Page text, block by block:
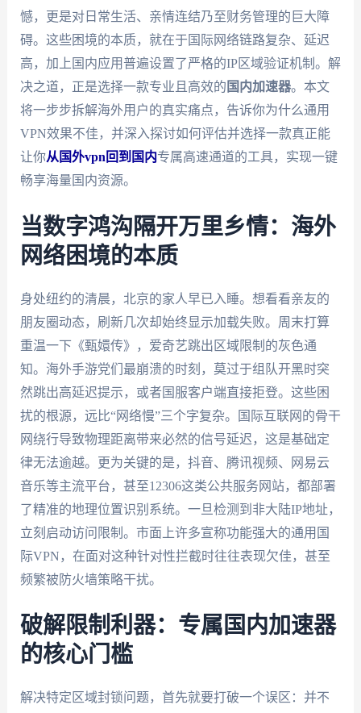
憾，更是对日常生活、亲情连结乃至财务管理的巨大障
碍。这些困境的本质，就在于国际网络链路复杂、延迟
高，加上国内应用普遍设置了严格的IP区域验证机制。解
决之道，正是选择一款专业且高效的 国内加速器。本文
将一步步拆解海外用户的真实痛点，告诉你为什么通用
VPN效果不佳，并深入探讨如何评估并选择一款真正能
让你从国外vpn回到国内专属高速通道的工具，实现一键
畅享海量国内资源。
当数字鸿沟隔开万里乡情：海外
网络困境的本质
身处纽约的清晨，北京的家人早已入睡。想看看亲友的
朋友圈动态，刷新几次却始终显示加载失败。周末打算
重温一下《甄嬛传》，爱奇艺跳出区域限制的灰色通
知。海外手游党们最崩溃的时刻，莫过于组队开黑时突
然跳出高延迟提示，或者国服客户端直接拒登。这些困
扰的根源，远比“网络慢”三个字复杂。国际互联网的骨干
网绕行导致物理距离带来必然的信号延迟，这是基础定
律无法逾越。更为关键的是，抖音、腾讯视频、网易云
音乐等主流平台，甚至12306这类公共服务网站，都部署
了精准的地理位置识别系统。一旦检测到非大陆IP地址，
立刻启动访问限制。市面上许多宣称功能强大的通用国
际VPN，在面对这种针对性拦截时往往表现欠佳，甚至
频繁被防火墙策略干扰。
破解限制利器：专属国内加速器
的核心门槛
解决特定区域封锁问题，首先就要打破一个误区：并不